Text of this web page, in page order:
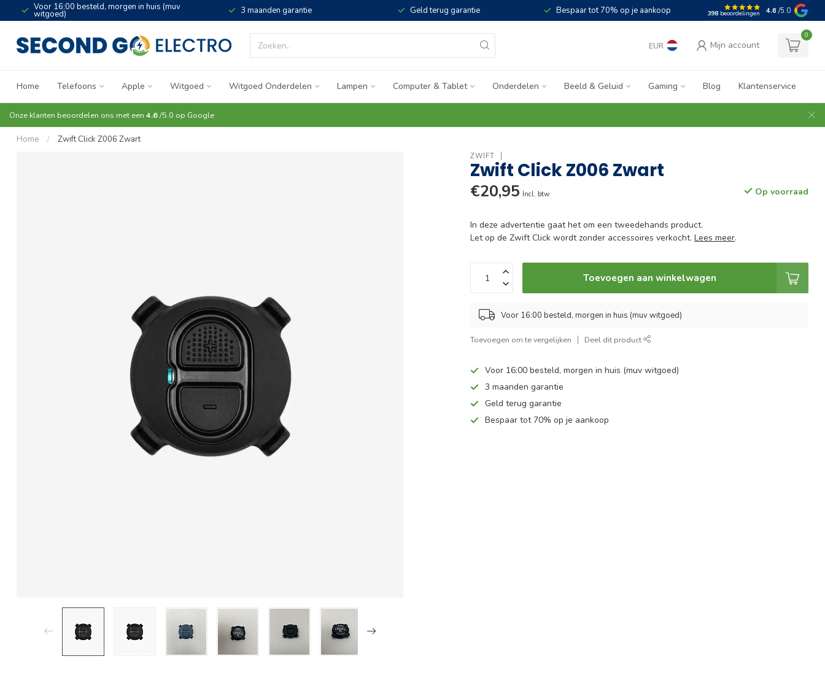
Voor 16:00 besteld, morgen in huis (muv
witgoed) 3 maanden garantie Geld terug garantie Bespaar tot 70% op je aankoop 398 beoordelingen 4.6 /5.0
EUR Mijn account
0
Home Telefoons Apple Witgoed Witgoed Onderdelen Lampen Computer & Tablet Onderdelen Beeld & Geluid Gaming Blog Klantenservice
Onze klanten beoordelen ons met een 4.6/5.0 op Google
Home / Zwift Click Z006 Zwart
ZWIFT
Zwift Click Z006 Zwart
€20,95 Incl. btw Op voorraad
In deze advertentie gaat het om een tweedehands product.
Let op de Zwift Click wordt zonder accessoires verkocht.Lees meer.
Toevoegen aan winkelwagen
Voor 16:00 besteld, morgen in huis (muv witgoed)
Toevoegen om te vergelijken Deel dit product
Voor 16:00 besteld, morgen in huis (muv witgoed)
3 maanden garantie
Geld terug garantie
Bespaar tot 70% op je aankoop